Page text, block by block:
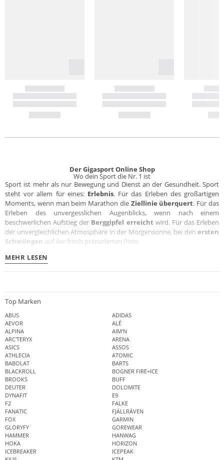
Der Gigasport Online Shop
Wo dein Sport die Nr. 1 ist
Sport ist mehr als nur Bewegung und Dienst an der Gesundheit. Sport
steht vor allem für eines: Erlebnis. Für das Erleben des großartigen
Moments, wenn man beim Marathon die Ziellinie überquert. Für das
Erleben des unvergesslichen Augenblicks, wenn nach einem
beschwerlichen Aufstieg der Berggipfel erreicht wird. Für das Erleben
der unvergleichlichen Atmosphäre in der Morgensonne, bei den ersten
Schwüngen auf der frisch präparierten Piste.
MEHR LESEN
Top Marken
ABUS
ADIDAS
AEVOR
ALÉ
ALPINA
AIM'N
ARC'TERYX
ARENA
ASICS
ASSOS
ATHLECIA
ATOMIC
BABOLAT
BARTS
BLACKROLL
BOGNER FIRE+ICE
BROOKS
BUFF
DEUTER
DOLOMITE
DYNAFIT
E9
F2
FALKE
FANATIC
FJÄLLRÄVEN
FOX
GARMIN
GLORYFY
GOREWEAR
HAMMER
HANWAG
HOKA
HORIZON
ICEBREAKER
ICEPEAK